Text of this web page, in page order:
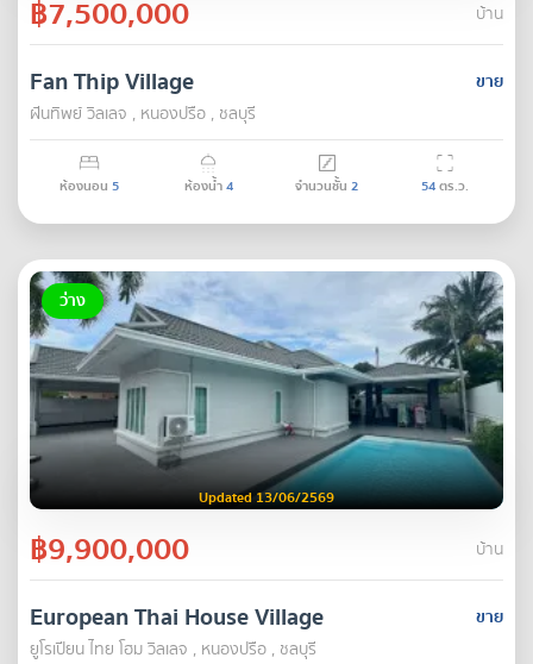
฿7,500,000 บ้าน
ขาย
Fan Thip Village
ฝันทิพย์ วิลเลจ , หนองปรือ , ชลบุรี
ห้องนอน 5 ห้องน้ำ4 จำนวนชั้น 2 54ตร.ว.
ว่าง
Updated 13/06/2569
฿9,900,000 บ้าน
ขาย
European Thai House Village
ยูโรเปียน ไทย โฮม วิลเลจ , หนองปรือ , ชลบุรี